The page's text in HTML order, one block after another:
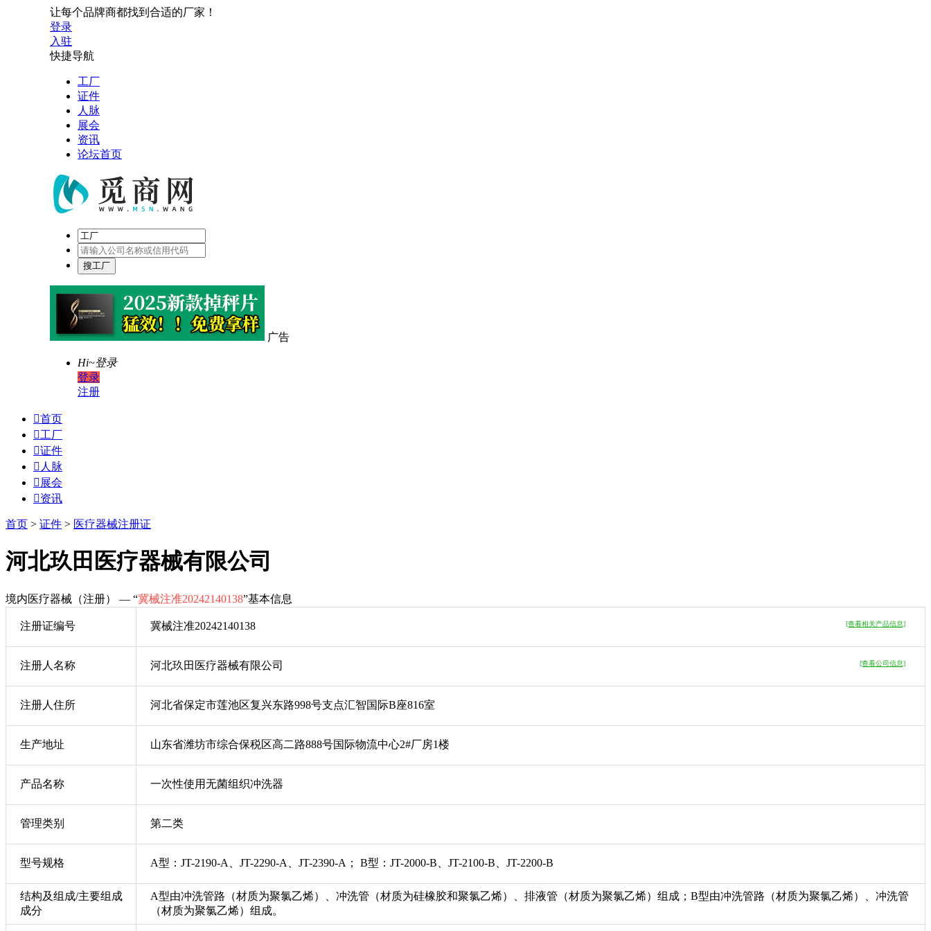
让每个品牌商都找到合适的厂家！
登录
入驻
快捷导航
工厂
证件
人脉
展会
资讯
论坛首页
广告
Hi~登录
登录
注册
首页
工厂
证件
 人脉
 展会
资讯
首页 > 证件 > 医疗器械注册证
河北玖田医疗器械有限公司
境内医疗器械（注册） — “冀械注准20242140138”基本信息
注册证编号 冀械注准20242140138 [查看相关产品信息]
注册人名称 河北玖田医疗器械有限公司 [查看公司信息]
注册人住所 河北省保定市莲池区复兴东路998号支点汇智国际B座816室
生产地址 山东省潍坊市综合保税区高二路888号国际物流中心2#厂房1楼
产品名称 一次性使用无菌组织冲洗器
管理类别 第二类
型号规格 A型：JT-2190-A、JT-2290-A、JT-2390-A； B型：JT-2000-B、JT-2100-B、JT-2200-B
结构及组成/主要组成
成分
A型由冲洗管路（材质为聚氯乙烯）、冲洗管（材质为硅橡胶和聚氯乙烯）、排液管（材质为聚氯乙烯）组成；B型由冲洗管路（材质为聚氯乙烯）、冲洗管
（材质为聚氯乙烯）组成。